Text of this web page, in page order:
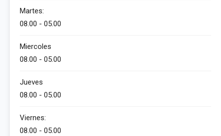
Martes:
08.00 - 05.00
Miercoles
08.00 - 05.00
Jueves
08.00 - 05.00
Viernes:
08.00 - 05.00